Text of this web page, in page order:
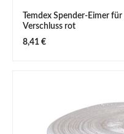
Temdex Spender-Eimer
Verschluss rot
Regulärer Preis:
8,41 €